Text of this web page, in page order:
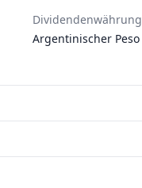
Dividendenwährung
Argentinischer Peso